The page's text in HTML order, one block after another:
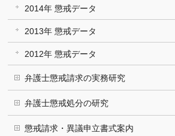
2014年 懲戒データ
2013年 懲戒データ
2012年 懲戒データ
弁護士懲戒請求の実務研究
弁護士懲戒処分の研究
懲戒請求・異議申立書式案内